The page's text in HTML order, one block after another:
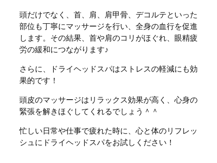
頭だけでなく、首、肩、肩甲骨、デコルテといった
部位も丁寧にマッサージを行い、全身の血行を促進
します。その結果、首や肩のコリがほぐれ、眼精疲
労の緩和につながります♪
さらに、ドライヘッドスパはストレスの軽減にも効
果的です！
頭皮のマッサージはリラックス効果が高く、心身の
緊張を解きほぐしてくれるでしょう＾＾
忙しい日常や仕事で疲れた時に、心と体のリフレッ
シュにドライヘッドスパをお試しください！